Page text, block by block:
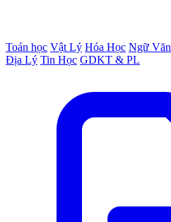
Toán học Vật Lý Hóa Học Ngữ Văn
Địa Lý Tin Học GDKT & PL